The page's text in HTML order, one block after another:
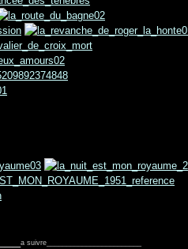
a suivre________________________